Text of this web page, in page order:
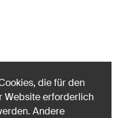
die für den
Website erforderlich
Andere